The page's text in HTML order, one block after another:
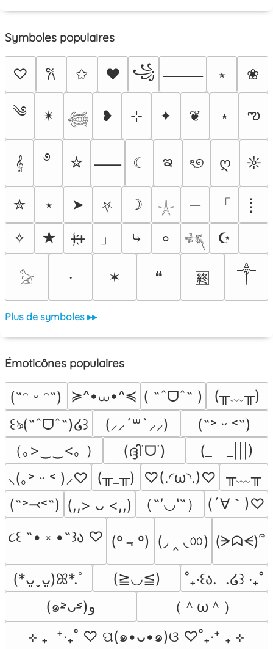
Symboles populaires
♡ 𐙚 ✩ ♥ ꧁ ⸻ ⭒ ❀
༄ ✴︎ 𓆉 ❥ ⊹ ✦ ❦ ⋆ ఌ
𝄞 ࿔ ☆ ⸺ ☾ ఇ ৎ୭ ღ ☼
✮ ⭑ ➤ ⛧ ☽ 𓇼 ─ 「
⡇
✧
★ ᚐ҉ᚐ 」 ⤷ ⸰ 𓆈 ☪
𓃠 ⸱ ✶ ❝ 🈡 ༒
Plus de symboles ▸▸
Émoticônes populaires
(˶ᵔ ᵕ ᵔ˶) ≽^•⩊•^≼ ( ˶ˆᗜˆ˵ )
(╥﹏╥)
꒰ঌ(˶ˆᗜˆ˵)໒꒱
(⸝⸝´꒳`⸝⸝)
(˶˃ ᵕ ˂˶)
（｡>‿‿<｡ ）
(ദ്ദി˙ᗜ˙)
(_　_|||)
⸜(｡˃ ᵕ ˂ )⸝♡
(╥_╥) ♡(.◜ω◝.)♡
╥﹏╥
(˶˃⤙˂˶) (,,> ᴗ <,,) （˶′◡‵˶）
(´∀｀)♡
૮꒰ ˶• ༝ •˶꒱ა ♡ (º﹃º) (◞ ‸ ◟ㆀ) (ᗒᗣᗕ)՞
(*ᴗ͈ˬᴗ͈)ꕤ*.ﾟ (≧◡≦)
˚₊‧꒰ა.  .໒꒱ ‧₊˚
(๑˃̵ᴗ˂̵)و
（＾ω＾）
⊹ ₊  ⁺‧₊˚ ♡ ପ(๑•ᴗ•๑)ଓ ♡˚₊‧⁺ ₊ ⊹